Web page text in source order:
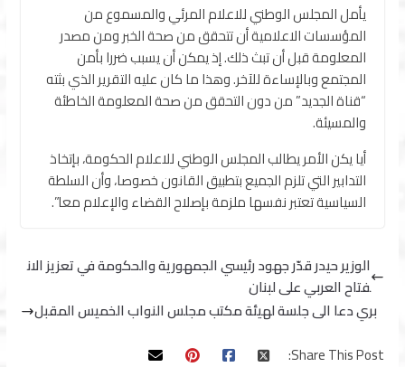
يأمل المجلس الوطني للاعلام المرئي والمسموع من
المؤسسات الاعلامية أن تتحقق من صحة الخبر ومن مصدر
المعلومة قبل أن تبث ذلك. إذ يمكن أن يسبب ضررا بأمن
المجتمع وبالإساءة للآخر. وهذا ما كان عليه التقرير الذي بثته
“قناة الجديد” من دون التحقق من صحة المعلومة الخاطئة
والمسيئة.
أيا يكن الأمر يطالب المجلس الوطني للاعلام الحكومة، بإتخاذ
التدابير التي تلزم الجميع بتطبيق القانون خصوصا، وأن السلطة
السياسية تعتبر نفسها ملزمة بإصلاح القضاء والإعلام معا”.
الوزير حيدر قدّر جهود رئيسي الجمهورية والحكومة في تعزيز الان
فتاح العربي على لبنان
بري دعا الى جلسة لهيئة مكتب مجلس النواب الخميس المقبل
Share This Post: